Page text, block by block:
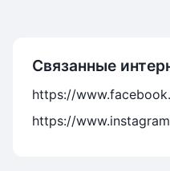
Связанные
https://
https://